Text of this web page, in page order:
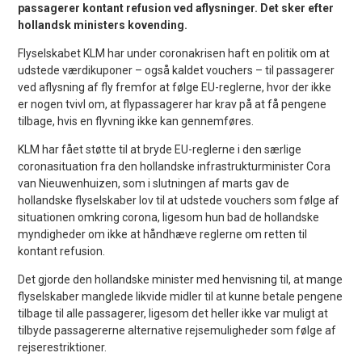
passagerer kontant refusion ved aflysninger. Det sker efter
hollandsk ministers kovending.
Flyselskabet KLM har under coronakrisen haft en politik om at
udstede værdikuponer – også kaldet vouchers – til passagerer
ved aflysning af fly fremfor at følge EU-reglerne, hvor der ikke
er nogen tvivl om, at flypassagerer har krav på at få pengene
tilbage, hvis en flyvning ikke kan gennemføres.
KLM har fået støtte til at bryde EU-reglerne i den særlige
coronasituation fra den hollandske infrastrukturminister Cora
van Nieuwenhuizen, som i slutningen af marts gav de
hollandske flyselskaber lov til at udstede vouchers som følge af
situationen omkring corona, ligesom hun bad de hollandske
myndigheder om ikke at håndhæve reglerne om retten til
kontant refusion.
Det gjorde den hollandske minister med henvisning til, at mange
flyselskaber manglede likvide midler til at kunne betale pengene
tilbage til alle passagerer, ligesom det heller ikke var muligt at
tilbyde passagererne alternative rejsemuligheder som følge af
rejserestriktioner.